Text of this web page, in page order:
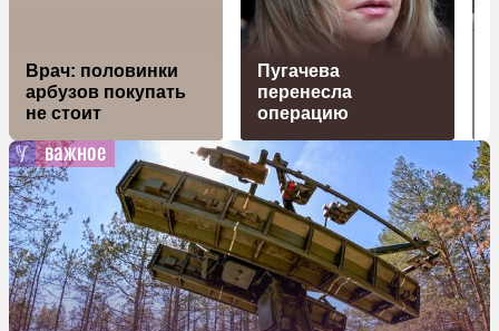
Врач: половинки
арбузов покупать
не стоит
Пугачева
перенесла
операцию
важное